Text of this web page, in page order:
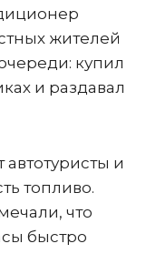
жителей
купил
и раздавал
автотуристы и
топливо.
что
быстро